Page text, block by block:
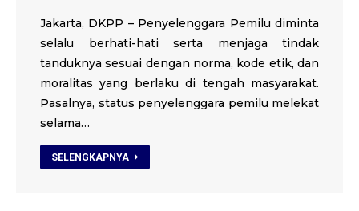
Jakarta, DKPP – Penyelenggara Pemilu diminta
selalu berhati-hati serta menjaga tindak
tanduknya sesuai dengan norma, kode etik, dan
moralitas yang berlaku di tengah masyarakat.
Pasalnya, status penyelenggara pemilu melekat
selama…
SELENGKAPNYA